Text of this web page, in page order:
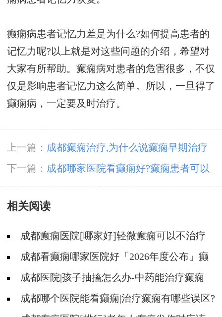
癫痫病患者记忆力差是为什么?如何提高患者的
记忆力呢?以上就是对这些问题的介绍，希望对
大家有所帮助。癫痫病对患者的危害很多，不仅
仅是影响患者记忆力这么简单。所以，一旦得了
癫痫病，一定要及时治疗。
上一篇： 成都癫痫治疗,为什么说癫痫早期治疗
效果好?
下一篇： 成都哪家医院看癫痫好?癫痫患者可以
开车吗?
相关阅读
成都癫痫医院[哪家好]轻微癫痫可以不治疗
吗?成都看癫痫哪家医院好「2026年度公布」癫
痫发作时要做什么?
成都医院|孩子抽搐怎么办-中药能治疗癫痫
吗?成都哪个医院能看癫痫|治疗癫痫有哪些误区?